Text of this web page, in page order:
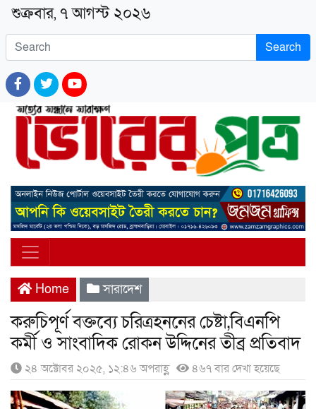
শুক্রবার, ৭ আগস্ট ২০২৬
Search
Home সারাদেশ
করুচিপূর্ণ বক্তব্যে চরিত্রহননের চেষ্টা,বিএনপি
কর্মী ও সাংবাদিক রোকন উদ্দিনের তীব্র প্রতিবাদ
২৪ অক্টোবর ২০২৫, ১২:৪৬ অপরাহ্ণ ৪৬৭ বার দেখা হয়েছে